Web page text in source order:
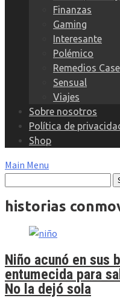
Finanzas
Gaming
Interesante
Polémico
Remedios
Sensual
Viajes
Sobre nosotros
Política de
Shop
Main Menu
historias
Niño acunó en sus
entumecida para
No la dejó sola